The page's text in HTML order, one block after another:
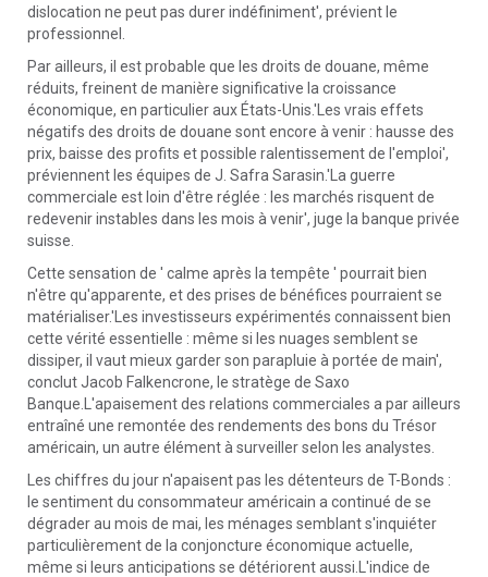
dislocation ne peut pas durer indéfiniment', prévient le
professionnel.
Par ailleurs, il est probable que les droits de douane, même
réduits, freinent de manière significative la croissance
économique, en particulier aux États-Unis.'Les vrais effets
négatifs des droits de douane sont encore à venir : hausse des
prix, baisse des profits et possible ralentissement de l'emploi',
préviennent les équipes de J. Safra Sarasin.'La guerre
commerciale est loin d'être réglée : les marchés risquent de
redevenir instables dans les mois à venir', juge la banque privée
suisse.
Cette sensation de ' calme après la tempête ' pourrait bien
n'être qu'apparente, et des prises de bénéfices pourraient se
matérialiser.'Les investisseurs expérimentés connaissent bien
cette vérité essentielle : même si les nuages semblent se
dissiper, il vaut mieux garder son parapluie à portée de main',
conclut Jacob Falkencrone, le stratège de Saxo
Banque.L'apaisement des relations commerciales a par ailleurs
entraîné une remontée des rendements des bons du Trésor
américain, un autre élément à surveiller selon les analystes.
Les chiffres du jour n'apaisent pas les détenteurs de T-Bonds :
le sentiment du consommateur américain a continué de se
dégrader au mois de mai, les ménages semblant s'inquiéter
particulièrement de la conjoncture économique actuelle,
même si leurs anticipations se détériorent aussi.L'indice de